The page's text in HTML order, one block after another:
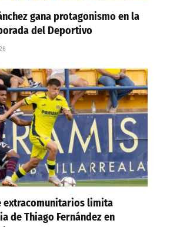
gana protagonismo en la
del Deportivo
extracomunitarios limita
de Thiago Fernández en